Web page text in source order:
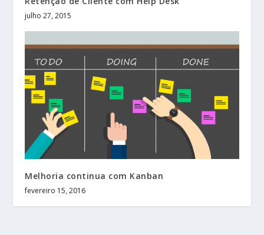
julho 27, 2015
Melhoria continua com Kanban
fevereiro 15, 2016